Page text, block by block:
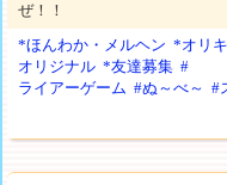
ぜ！！
*ほんわか・メルヘン *オリ
オリジナル *友達募集 #
ライアーゲーム #ぬ～べ～ #